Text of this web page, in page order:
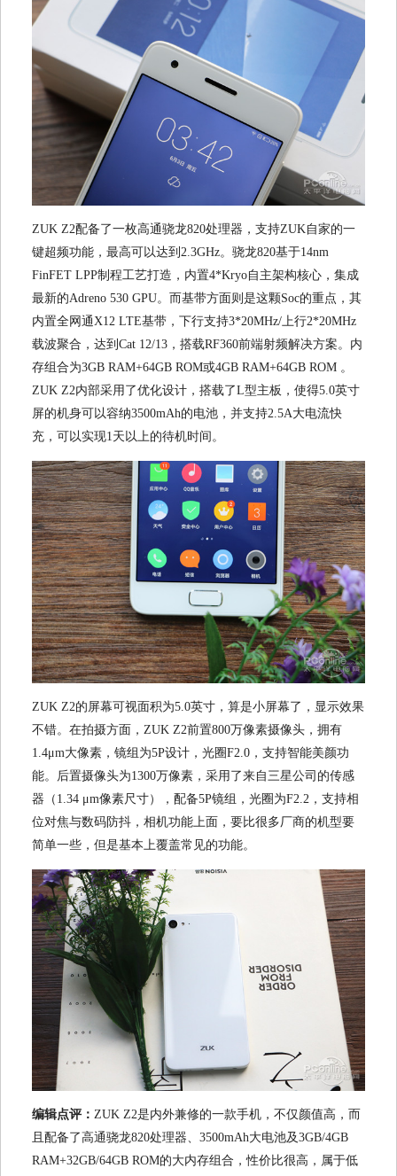
ZUK Z2配备了一枚高通骁龙820处理器，支持ZUK自家的一
键超频功能，最高可以达到2.3GHz。骁龙820基于14nm
FinFET LPP制程工艺打造，内置4*Kryo自主架构核心，集成
最新的Adreno 530 GPU。而基带方面则是这颗Soc的重点，其
内置全网通X12 LTE基带，下行支持3*20MHz/上行2*20MHz
载波聚合，达到Cat 12/13，搭载RF360前端射频解决方案。内
存组合为3GB RAM+64GB ROM或4GB RAM+64GB ROM 。
ZUK Z2内部采用了优化设计，搭载了L型主板，使得5.0英寸
屏的机身可以容纳3500mAh的电池，并支持2.5A大电流快
充，可以实现1天以上的待机时间。
ZUK Z2的屏幕可视面积为5.0英寸，算是小屏幕了，显示效果
不错。在拍摄方面，ZUK Z2前置800万像素摄像头，拥有
1.4μm大像素，镜组为5P设计，光圈F2.0，支持智能美颜功
能。后置摄像头为1300万像素，采用了来自三星公司的传感
器（1.34 μm像素尺寸），配备5P镜组，光圈为F2.2，支持相
位对焦与数码防抖，相机功能上面，要比很多厂商的机型要
简单一些，但是基本上覆盖常见的功能。
编辑点评： ZUK Z2是内外兼修的一款手机，不仅颜值高，而
且配备了高通骁龙820处理器、3500mAh大电池及3GB/4GB
RAM+32GB/64GB ROM的大内存组合，性价比很高，属于低